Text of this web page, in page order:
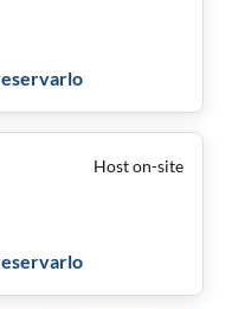
Host on-site